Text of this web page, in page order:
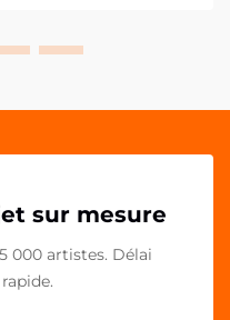
sur mesure
000 artistes. Délai